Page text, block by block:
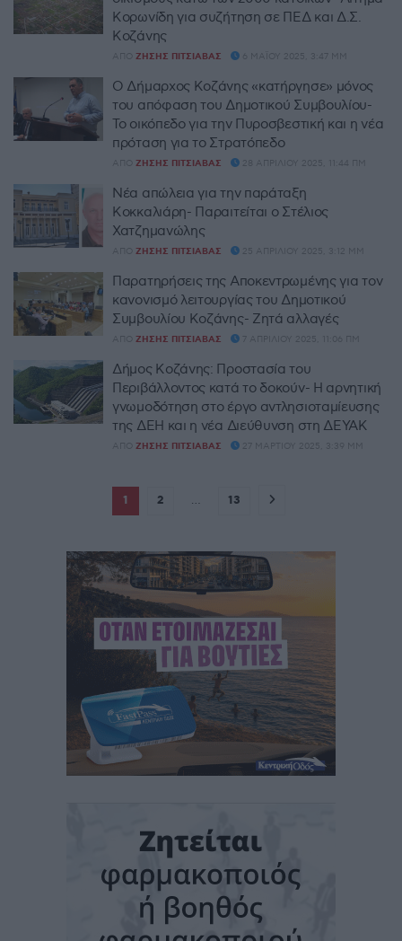
Κορωνίδη για συζήτηση σε ΠΕΔ και Δ.Σ.
Κοζάνης
ΑΠΌ ΖΉΣΗΣ ΠΙΤΣΙΆΒΑΣ 6 ΜΑΪ́ΟΥ 2025, 3:47 ΜΜ
Ο Δήμαρχος Κοζάνης «κατήργησε» μόνος
του απόφαση του Δημοτικού Συμβουλίου-
Το οικόπεδο για την Πυροσβεστική και η νέα
πρόταση για το Στρατόπεδο
ΑΠΌ ΖΉΣΗΣ ΠΙΤΣΙΆΒΑΣ 28 ΑΠΡΙΛΊΟΥ 2025, 11:44 ΠΜ
Νέα απώλεια για την παράταξη
Κοκκαλιάρη- Παραιτείται ο Στέλιος
Χατζημανώλης
ΑΠΌ ΖΉΣΗΣ ΠΙΤΣΙΆΒΑΣ 25 ΑΠΡΙΛΊΟΥ 2025, 3:12 ΜΜ
Παρατηρήσεις της Αποκεντρωμένης για τον
κανονισμό λειτουργίας του Δημοτικού
Συμβουλίου Κοζάνης- Ζητά αλλαγές
ΑΠΌ ΖΉΣΗΣ ΠΙΤΣΙΆΒΑΣ 7 ΑΠΡΙΛΊΟΥ 2025, 11:06 ΠΜ
Δήμος Κοζάνης: Προστασία του
Περιβάλλοντος κατά το δοκούν- Η αρνητική
γνωμοδότηση στο έργο αντλησιοταμίευσης
της ΔΕΗ και η νέα Διεύθυνση στη ΔΕΥΑΚ
ΑΠΌ ΖΉΣΗΣ ΠΙΤΣΙΆΒΑΣ 27 ΜΑΡΤΊΟΥ 2025, 3:39 ΜΜ
1 2 … 13